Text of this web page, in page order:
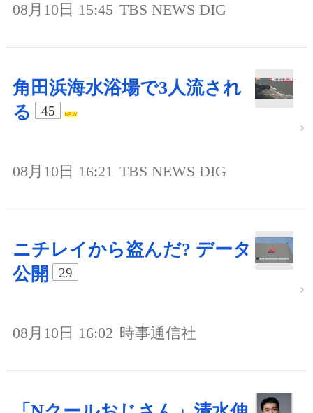
08月10日 15:45 TBS NEWS DIG
角田浜海水浴場で3人流され
る
45
08月10日 16:21 TBS NEWS DIG
ニチレイから盗んだ? データ
公開
29
08月10日 16:02 時事通信社